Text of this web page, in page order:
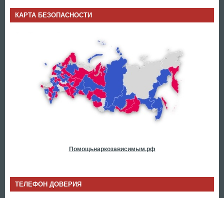
КАРТА БЕЗОПАСНОСТИ
Помощьнаркозависимым.рф
ТЕЛЕФОН ДОВЕРИЯ